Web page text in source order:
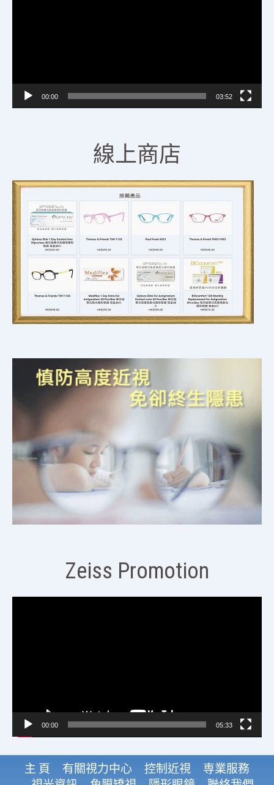
00:00 03:52
線上商店
Zeiss Promotion
00:00 05:33
主 頁 有關視力中心 控制近視
専業服務